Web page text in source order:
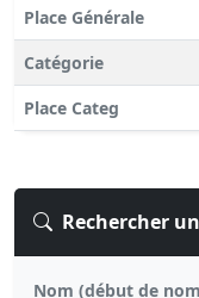
Place Générale
Catégorie
Place Categ
Rechercher
Nom (début de